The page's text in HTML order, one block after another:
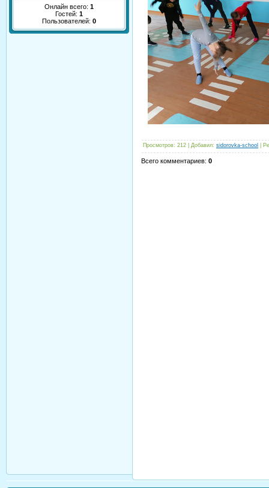
Онлайн всего: 1
Гостей: 1
Пользователей: 0
Просмотров: 212 Добавил: sidorovka-school
Всего комментариев: 0